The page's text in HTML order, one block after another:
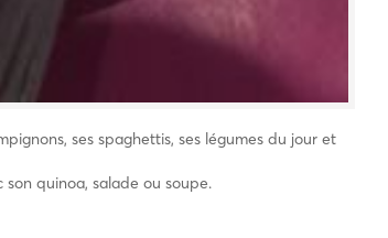
ses spaghettis, ses légumes du jour et
quinoa, salade ou soupe.